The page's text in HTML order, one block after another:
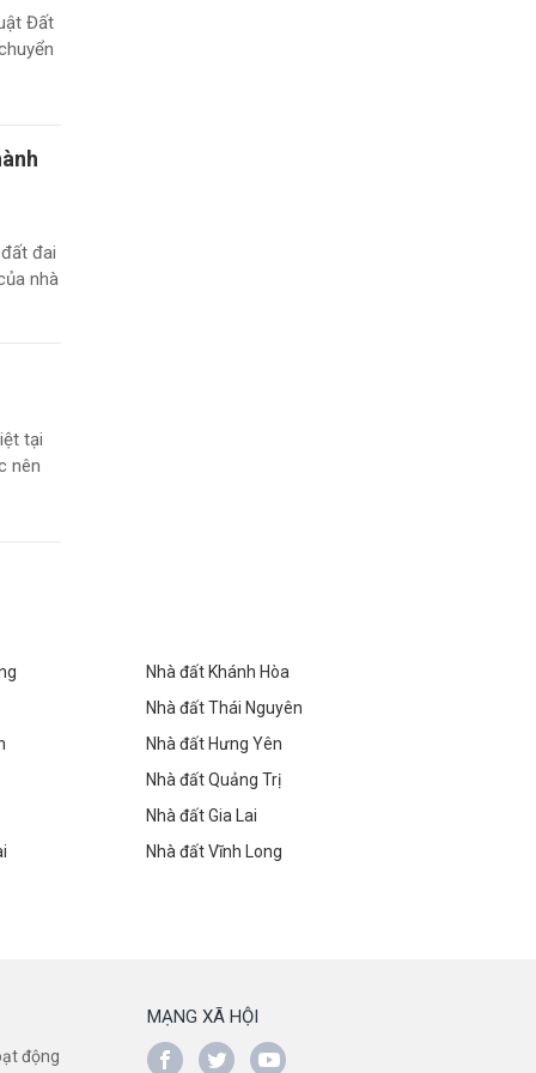
Đất
đai
nhà
tại
nên
Nhà đất Khánh Hòa
Nhà đất Thái Nguyên
Nhà đất Hưng Yên
Nhà đất Quảng Trị
Nhà đất Gia Lai
Nhà đất Vĩnh Long
động
MẠNG XÃ HỘI